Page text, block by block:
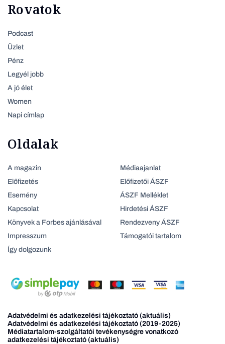
Rovatok
Podcast
Üzlet
Pénz
Legyél jobb
A jó élet
Women
Napi címlap
Oldalak
A magazin
Előfizetés
Esemény
Kapcsolat
Könyvek a Forbes ajánlásával
Impresszum
Így dolgozunk
Médiaajanlat
Előfizetői ÁSZF
ÁSZF Melléklet
Hirdetési ÁSZF
Rendezveny ÁSZF
Támogatói tartalom
Adatvédelmi és adatkezelési tájékoztató (aktuális)
Adatvédelmi és adatkezelési tájékoztató (2019-2025)
Médiatartalom-szolgáltatói tevékenységre vonatkozó
adatkezelési tájékoztató (aktuális)